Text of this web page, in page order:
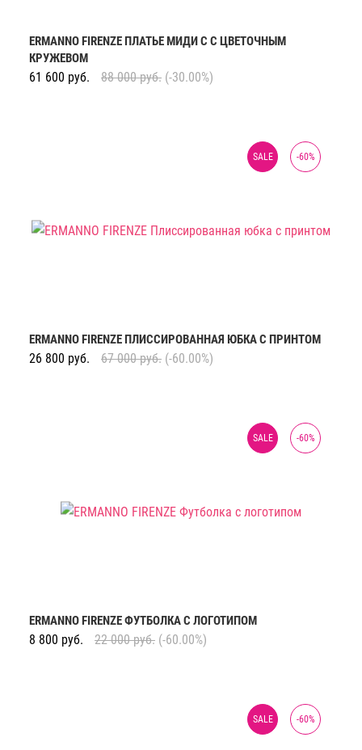
ERMANNO FIRENZE ПЛАТЬЕ МИДИ С С ЦВЕТОЧНЫМ
КРУЖЕВОМ
61 600 руб. 88 000 руб. (-30.00%)
-60%
SALE
ERMANNO FIRENZE ПЛИССИРОВАННАЯ ЮБКА С ПРИНТОМ
26 800 руб. 67 000 руб. (-60.00%)
-60%
SALE
ERMANNO FIRENZE ФУТБОЛКА С ЛОГОТИПОМ
8 800 руб. 22 000 руб. (-60.00%)
-60%
SALE